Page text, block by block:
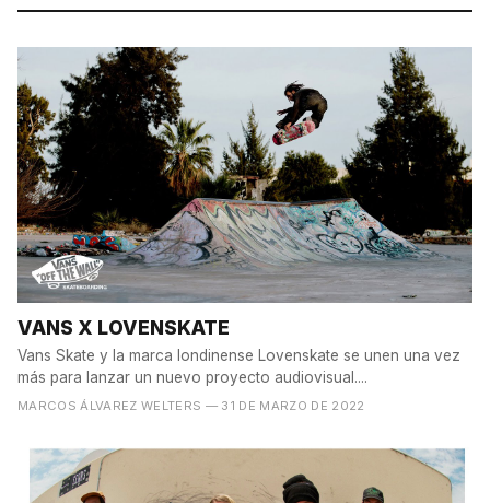
VANS X LOVENSKATE
Vans Skate y la marca londinense Lovenskate se unen una vez
más para lanzar un nuevo proyecto audiovisual....
MARCOS ÁLVAREZ WELTERS — 31 DE MARZO DE 2022